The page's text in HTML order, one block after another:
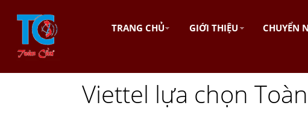
TRANG CHỦ GIỚI THIỆU CHUYỂN
Viettel lựa chọn